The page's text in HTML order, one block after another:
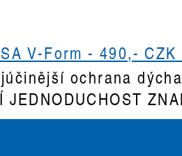
V-Form - 490,- CZK
ochrana
JEDNODUCHOST